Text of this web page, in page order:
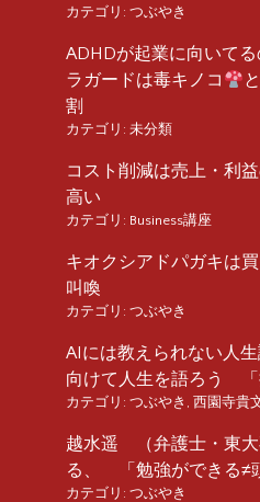
カテゴリ: つぶやき
ADHDが起業に向いて
ラガードは毒キノコ
割
カテゴリ: 未分類
コスト削減は売上・利
高い
カテゴリ: Business講座
キオクシアドパガキは
叫喚
カテゴリ: つぶやき
AIには教えられない人
向けて人生を語ろう 「
カテゴリ: つぶやき , 西園寺貴
越水遥 （弁護士・東大
る、 「勉強ができる≠
カテゴリ: つぶやき